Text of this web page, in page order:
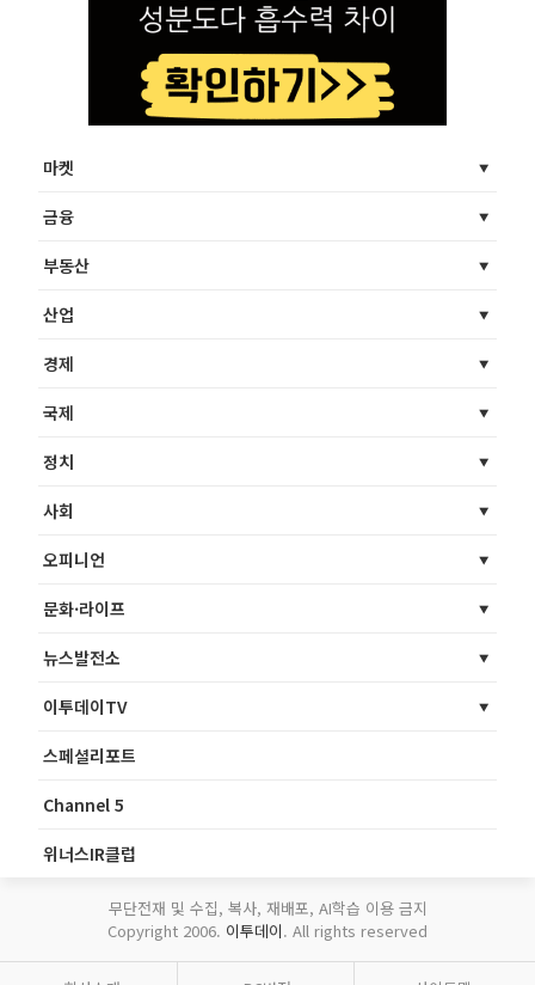
마켓
금융
부동산
산업
경제
국제
정치
사회
오피니언
문화·라이프
뉴스발전소
이투데이TV
스페셜리포트
Channel 5
위너스IR클럽
무단전재 및 수집, 복사, 재배포, AI학습 이용 금지
Copyright 2006. 이투데이. All rights reserved